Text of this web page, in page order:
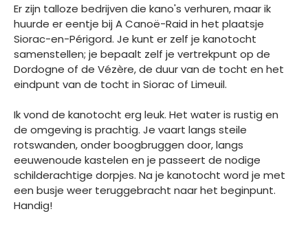
Er zijn talloze bedrijven die kano's verhuren, maar ik
huurde er eentje bij A Canoë-Raid in het plaatsje
Siorac-en-Périgord. Je kunt er zelf je kanotocht
samenstellen; je bepaalt zelf je vertrekpunt op de
Dordogne of de Vézère, de duur van de tocht en het
eindpunt van de tocht in Siorac of Limeuil.
Ik vond de kanotocht erg leuk. Het water is rustig en
de omgeving is prachtig. Je vaart langs steile
rotswanden, onder boogbruggen door, langs
eeuwenoude kastelen en je passeert de nodige
schilderachtige dorpjes. Na je kanotocht word je met
een busje weer teruggebracht naar het beginpunt.
Handig!